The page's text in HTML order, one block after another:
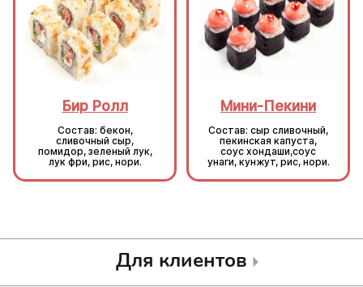
Бир Ролл
Состав: бекон,
сливочный сыр,
помидор, зеленый лук,
лук фри, рис, нори.
Мини-Пекини
Состав: сыр сливочный,
пекинская капуста,
соус хондаши,соус
унаги, кунжут, рис, нори.
Для клиентов